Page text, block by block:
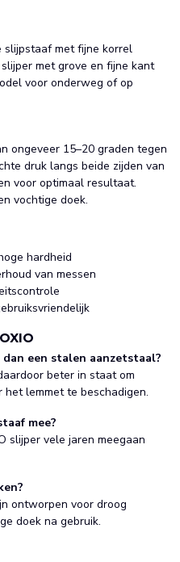
slijpstaaf met fijne korrel
met grove en fijne kant
voor onderweg of op
ongeveer 15–20 graden tegen
druk langs beide zijden van
voor optimaal resultaat.
vochtige doek.
hardheid
van messen
een stalen aanzetstaal?
beter in staat om
lemmet te beschadigen.
mee?
slijper vele jaren meegaan
ontworpen voor droog
doek na gebruik.